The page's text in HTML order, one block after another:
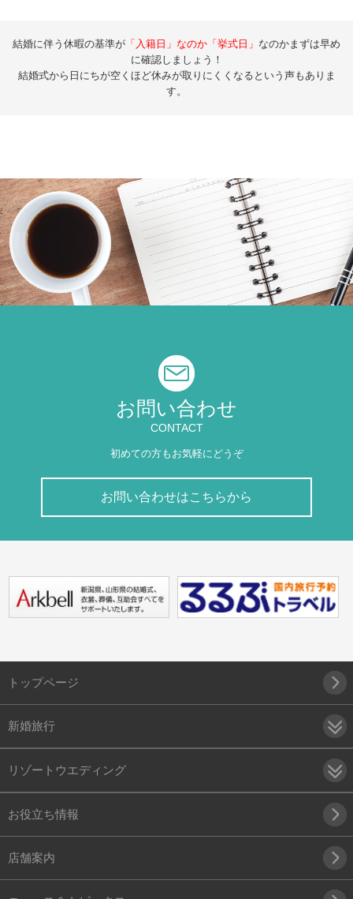
結婚に伴う休暇の基準が 「入籍日」なのか「挙式日」 なのかまずは早め
に確認しましょう！
結婚式から日にちが空くほど休みが取りにくくなるという声もありま
す。
お問い合わせ
CONTACT
初めての方もお気軽にどうぞ
お問い合わせはこちらから
トップページ
新婚旅行
リゾートウエディング
お役立ち情報
店舗案内